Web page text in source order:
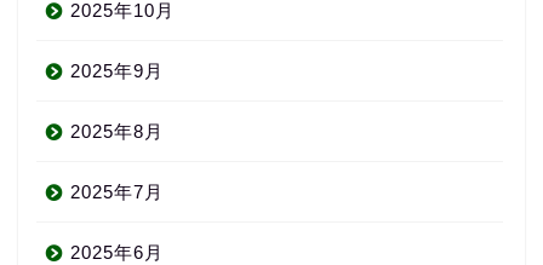
2025年10月
2025年9月
2025年8月
2025年7月
2025年6月